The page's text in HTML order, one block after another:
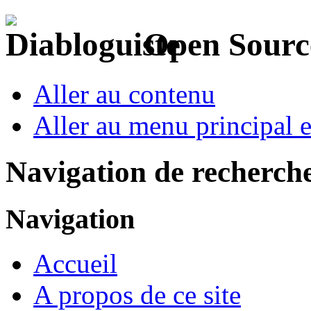
Open
Aller au contenu
Aller au menu principal
Navigation de
Navigation
Accueil
A propos de ce site